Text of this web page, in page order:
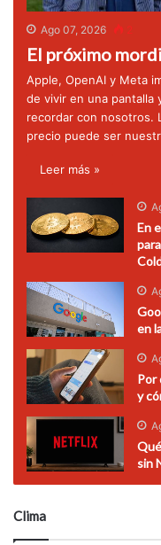
Ago 07, 2026 2
El próximo
Apple, OpenAI y Meta
de vivir en una pantalla
recordar con nosotros.
precio puede ser
Leer más »
En
en
Por
y
sin
Clima